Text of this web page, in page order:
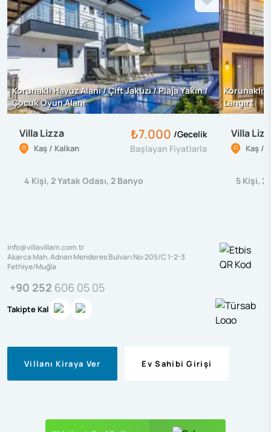
Korunaklı Havuz Alanı / Çift Jakuzi / Plaja Yakın /
Çocuk Oyun Alanı
Villa Lizza
Kaş / Kalkan
₺7.000 /Gecelik
Başlayan Fiyatlarla
4 Kişi, 2Yatak Odası, 2 Banyo
Korunaklı
Langırt
Villa
Kaş /
5 Kişi, 2
info@villavillam.com.tr
Akarca Mah. Adnan Menderes Bulvarı No:205/C 1-2-3
Fethiye/Muğla
+90 252 606 05 05
Takipte Kal
Villanı Kiraya Ver Ev Sahibi Girişi